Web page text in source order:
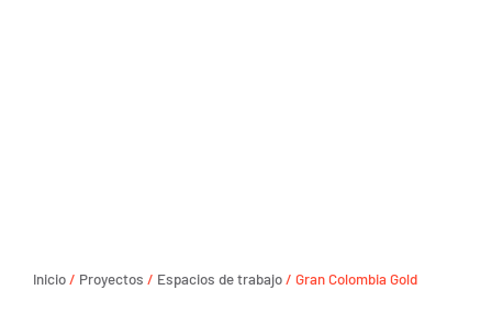
Inicio/ Proyectos / Espacios de trabajo/ Gran Colombia Gold